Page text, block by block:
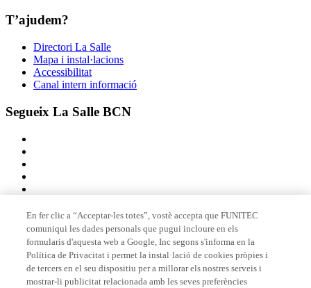
T’ajudem?
Directori La Salle
Mapa i instal·lacions
Accessibilitat
Canal intern informació
Segueix La Salle BCN
Membre de
En fer clic a “Acceptar-les totes”, vostè accepta que FUNITEC
comuniqui les dades personals que pugui incloure en els
formularis d'aquesta web a Google, Inc segons s'informa en la
Política de Privacitat i permet la instal·lació de cookies pròpies i
de tercers en el seu dispositiu per a millorar els nostres serveis i
mostrar-li publicitat relacionada amb les seves preferències